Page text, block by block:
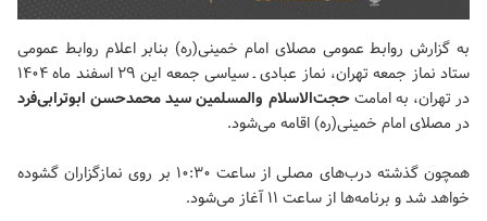
به گزارش روابط عمومی مصلای امام خمینی(ره) بنابر اعلام روابط عمومی
ستاد نماز جمعه تهران
، نماز عبادی ـ سیاسی جمعه این ۲۹ اسفند ماه ۱۴۰۴
در تهران، به امامتحجت‌الاسلام والمسلمین سید محمدحسن ابوترابی‌فرد
در مصلای امام خمینی(ره) اقامه می‌شود.
همچون گذشته درب‌های مصلی از ساعت ۱۰:۳۰ بر روی نمازگزاران گشوده
خواهد شد و برنامه‌ها از ساعت ۱۱ آغاز می‌شود.